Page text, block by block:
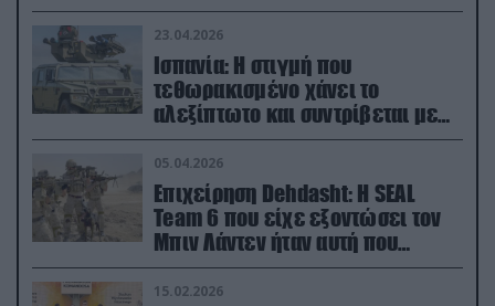
23.04.2026
Ισπανία: Η στιγμή που
τεθωρακισμένο χάνει το
αλεξίπτωτο και συντρίβεται με
ορμή στο έδαφος (βίντεο)
05.04.2026
Επιχείρηση Dehdasht: Η SEAL
Team 6 που είχε εξοντώσει τον
Μπιν Λάντεν ήταν αυτή που
διέσωσε τον πιλότο του F-15
15.02.2026